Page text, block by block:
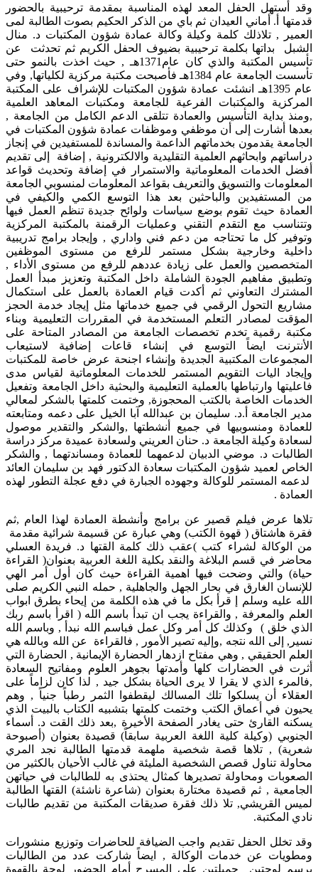
وقد أستهل الحفل المعد لهذه المناسبة بمقدمة ترحيبية بالحضور
قدمتها أ. أماني العيدان ثم باي من الذكر الحكيم بصوت الطالبة لمى
العمير , تلاذلك كلمة وكيلة وكالة عمادة شؤون المكتبات د. منال
الشبل بداتها بكلمة ترحيبية بضيوف الحفل الكريم ثم تحدثت عن
تأسيس المكتبة والذي كان عام1371هـ , حيث اخذت بالنمو حتى
تأسست الجامعة عام 1384هـ فأصبحت مكتبة مركزية لكلياتها, وفي
عام 1395هـ انشئت عمادة شؤون المكتبات للإشراف على المكتبة
المركزية والمكتبات الفرعية للجامعة ومكتبات المعاهد العلمية
,ومنذ بداية التأسيس والعمادة تتلقى الدعم الكامل من الجامعة ,
بعدها أشارت إلى أن موظفي وموظفات عمادة شؤون المكتبات في
الجامعة يقدمون بخدماتهم الداعمة والمساندة للمستفيدين في إنجاز
دراساتهم وابحاثهم العلمية التقليدية والالكترونية , إضافة إلى تقديم
أفضل الخدمات المعلوماتية والاستمرار في إضافة وتحديث قواعد
المعلومات والتسويق والتعريف بقواعد المعلومات لمنسوبي الجامعة
من المستفيدين والباحثين بعد هذا التوسع الكمي والكيفي في
العمادة حيث تقوم بوضع سياسات ولوائح جديدة تنظم العمل فيها
وتتناسب مع التقدم التقني وعمليات الرقمنة بالمكتبة المركزية
وتوفير كل ما تحتاجه من دعم فني واداري , وإيجاد برامج تدريبية
داخلية وخارجية بشكل مستمر للرفع من مستوى الموظفين
المتخصصين والعمل على زيادة عددهم للرفع من مستوى الأداء ,
وتطبيق مفاهيم الجودة الشاملة داخل المكتبة وتعزيز مبدأ العمل
المشترك التعاوني ثم أكدت قيام العمادة بالعمل على استكمال
مشاريع التحول الرقمي في جميع خدماتها مثل إيجاد خدمة الحجز
المؤقت لمصادر التعلم المستخدمة في المقررات التعليمية وبناء
مكتبة رقمية تخدم تخصصات الجامعة من المصادر المتاحة على
الأنترنت ايضاً التوسع في إنشاء قاعات إضافية لاستيعاب
المجموعات المكتبية الجديدة وإنشاء اجنحة عرض خاصة للمكتبات
وإيجاد اليات التقويم المستمر للخدمات المعلوماتية لقياس مدى
فاعليتها وارتباطها بالعملية التعليمية والبحثية داخل الجامعة وتفعيل
الخدمات الخاصة بالكتب المحجوزة, وختمت كلمتها بالشكر لمعالي
مدير الجامعة أ.د. سليمان بن عبدالله آبا الخيل على دعمه ومتابعته
للعمادة ومنسوبيها في جميع أنشطتها ,والشكر والتقدير موصول
لسعادة وكيلة الجامعة د. حنان العريني ولسعادة عميدة مركز دراسة
الطالبات د. موضي الدبيان لدعمهما للعمادة ومساندتهما , والشكر
الخاص لعميد شؤون المكتبات سعادة الدكتور فهد بن سليمان العائد
لدعمه المستمر للوكالة وجهوده الجبارة في دفع عجلة التطور لهذه
العمادة .
تلاها عرض فيلم قصير عن برامج وأنشطة العمادة لهذا العام ,ثم
فقرة هاشتاق ( قهوة الكتب) وهي عبارة عن قسيمة شرائية مقدمة
من الوكالة لشراء كتب )عقب ذلك كلمة القتها د. فريدة العسلي
محاضر في قسم البلاغة والنقد بكلية اللغة العربية بعنوان( القراءة
حياة) والتي وضحت فيها اهمية القراءة حيث كان أول أمر الهي
للإنسان الغارق في بحار الجهل والجاهلية , حمله النبي الكريم صلى
الله عليه وسلم إ قرأ بكل ما في هذه الكلمة من إيحاء بطرق ابواب
العلم والمعرفة , والقراءة يجب ان تبدأ باسم الله ( اقرأ باسم ربك
الذي خلق ) وكذلك كل أمر وكل عمل فباسم الله نبدأ , وباسم الله
نسير, إلى الله نتجه ,وإليه تصير الأمور , فالقراءة عن الله وبالله هي
العلم الحقيقي , وهي مفتاح ازدهار الحضارة الإيمانية , الحضارة التي
أثرت في الحضارات كلها وأمدتها بجوهر العلوم ومفاتيح السعادة
,فالمرء الذي لا يقرا لا يرى الحياة بشكل جيد , لذا كان لزاماً على
العقلاء أن يسلكوا تلك المسالك ليقطفوا الثمر رطباً جنياً , وهم
يحيون في أعماق الكتب وختمت كلمتها بتشبيه الكتاب بالبيت الذي
يسكنه القارئ حتى يغادر الصفحة الأخيرة ,بعد ذلك القت د. أسماء
الجنوبي (وكيلة كلية اللغة العربية سابقاً) قصيدة بعنوان (أصبوحة
شعرية) , تلاها قصة شخصية ملهمة قدمتها الطالبة نجد المري
محاولة تناول قصص الشخصية المليئة في غالب الأحيان بالكثير من
الصعوبات ومحاولة تصديرها كمثال يحتذى به للطالبات في حياتهن
الجامعية , ثم قصيدة مختارة بعنوان (شاعرة ناشئة) القتها الطالبة
لميس القريشي, تلا ذلك فقرة صديقات المكتبة من تقديم طالبات
نادي المكتبة.
وقد تخلل الحفل تقديم واجب الضيافة للحاضرات وتوزيع منشورات
ومطويات عن خدمات الوكالة , ايضاً شاركت عدد من الطالبات
برسم لوحتين جميلتين على المسرح أمام الحضور لوحة بالقهوة